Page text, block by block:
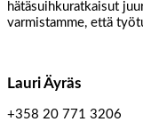
hätäsuihkuratkaisut
varmistamme, että
Lauri Äyräs
+358 20 771 3206